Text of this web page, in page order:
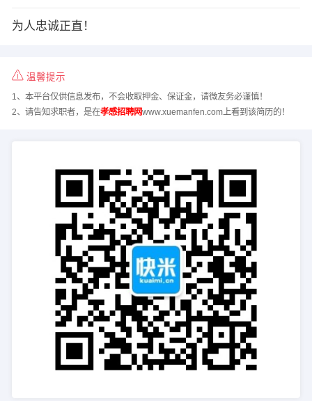
为人忠诚正直！
温馨提示
1、本平台仅供信息发布，不会收取押金、保证金，请微友务必谨慎！
2、请告知求职者，是在孝感招聘网www.xuemanfen.com上看到该简历的！